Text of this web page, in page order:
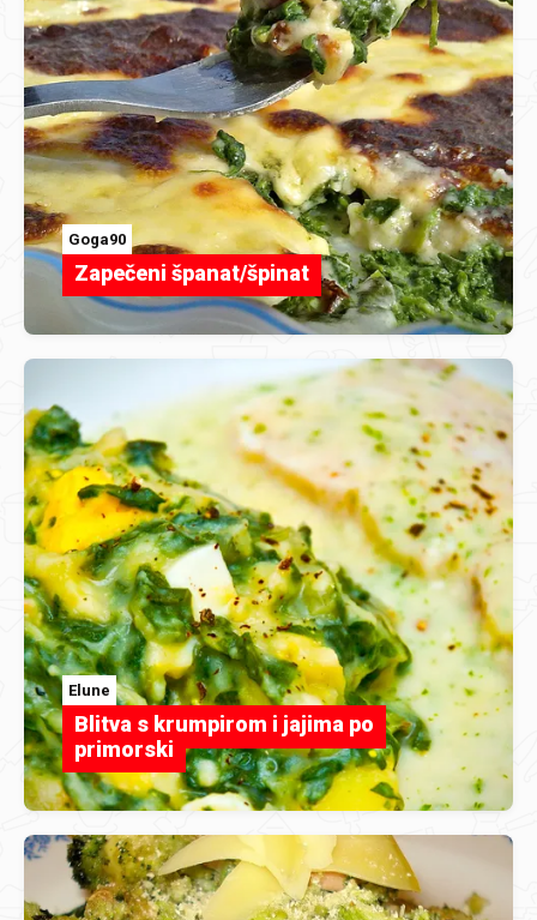
Goga90
Zapečeni španat/špinat
Elune
Blitva s krumpirom i jajima po
primorski